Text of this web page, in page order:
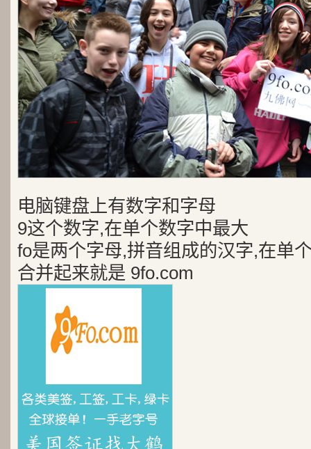
电脑键盘上有数字和字母
9这个数字,在单个数字中最大
fo是两个字母,拼音组成的汉字,在单
合并起来就是 9fo.com